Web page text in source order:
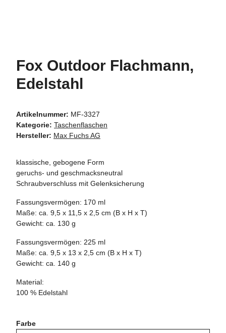
Fox Outdoor Flachmann,
Edelstahl
Artikelnummer: MF-3327
Kategorie: Taschenflaschen
Hersteller: Max Fuchs AG
klassische, gebogene Form
geruchs- und geschmacksneutral
Schraubverschluss mit Gelenksicherung
Fassungsvermögen: 170 ml
Maße: ca. 9,5 x 11,5 x 2,5 cm (B x H x T)
Gewicht: ca. 130 g
Fassungsvermögen: 225 ml
Maße: ca. 9,5 x 13 x 2,5 cm (B x H x T)
Gewicht: ca. 140 g
Material:
100 % Edelstahl
Farbe